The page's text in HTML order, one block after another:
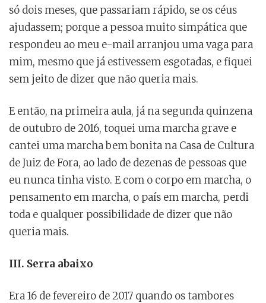
só dois meses, que passariam rápido, se os céus
ajudassem; porque a pessoa muito simpática que
respondeu ao meu e-mail arranjou uma vaga para
mim, mesmo que já estivessem esgotadas, e fiquei
sem jeito de dizer que não queria mais.
E então, na primeira aula, já na segunda quinzena
de outubro de 2016, toquei uma marcha grave e
cantei uma marcha bem bonita na Casa de Cultura
de Juiz de Fora, ao lado de dezenas de pessoas que
eu nunca tinha visto. E com o corpo em marcha, o
pensamento em marcha, o país em marcha, perdi
toda e qualquer possibilidade de dizer que não
queria mais.
III. Serra abaixo
Era 16 de fevereiro de 2017 quando os tambores